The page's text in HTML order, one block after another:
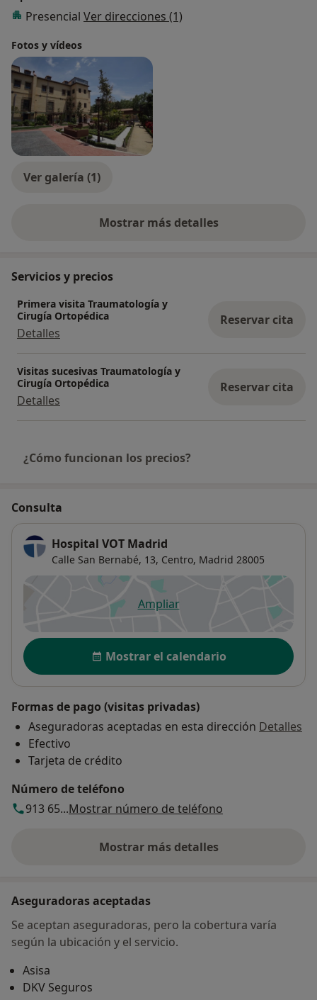
Presencial Ver direcciones (1)
Fotos y vídeos
Ver galería (1)
Mostrar más detalles
sobre la experiencia
Servicios y precios
Primera visita Traumatología y
Cirugía Ortopédica
Detalles
Reservar cita
Visitas sucesivas Traumatología y
Cirugía Ortopédica
Detalles
Reservar cita
¿Cómo funcionan los precios?
Consulta
Hospital VOT Madrid
Calle San Bernabé, 13, Centro, Madrid 28005
Ampliarse abre en una nueva
Disponibilidad
Mostrar el calendario
Formas de pago (visitas privadas)
Aseguradoras aceptadas en esta dirección Detalles
Efectivo
Tarjeta de crédito
Número de teléfono
913 65...Mostrar número de teléfono
Mostrar más detalles
sobre la dirección
Aseguradoras aceptadas
Se aceptan aseguradoras, pero la cobertura varía
según la ubicación y el servicio.
Asisa
DKV Seguros